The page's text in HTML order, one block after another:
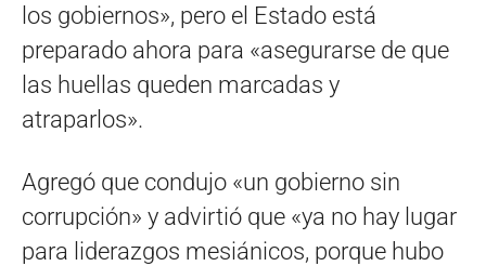
los gobiernos», pero el Estado está
preparado ahora para «asegurarse de que
las huellas queden marcadas y
atraparlos».
Agregó que condujo «un gobierno sin
corrupción» y advirtió que «ya no hay lugar
para liderazgos mesiánicos, porque hubo